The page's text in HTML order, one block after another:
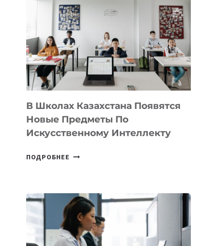
DEAL
VELOCITY
BY
MOST
—
МЕЖДУНАРОДНУЮ
ПРОГРАММУ
ДЛЯ
ТЕХНОЛОГИЧЕСКИХ
В Школах Казахстана Появятся
Новые Предметы По
Искусственному Интеллекту
ПОДРОБНЕЕ
НОВЫЕ
ПРЕДМЕТЫ
ПО
ИСКУССТВЕННОМУ